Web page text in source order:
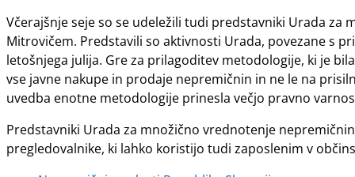
Včerajšnje seje so se udeležili tudi predstavniki Urada
Mitrovičem. Predstavili so aktivnosti Urada, povezane s
letošnjega julija. Gre za prilagoditev metodologije, ki je
vse javne nakupe in prodaje nepremičnin in ne le na
uvedba enotne metodologije prinesla večjo pravno
Predstavniki Urada za množično vrednotenje
pregledovalnike, ki lahko koristijo tudi zaposlenim v